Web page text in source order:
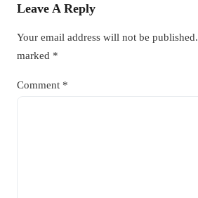
Leave A Reply
Your email address will not be published.
marked *
Comment *